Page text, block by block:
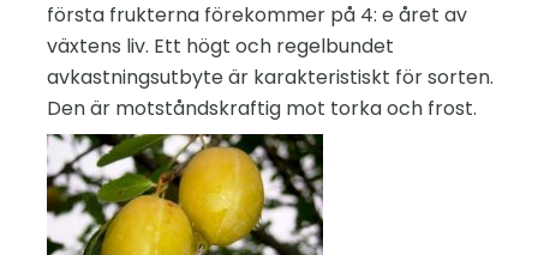
första frukterna förekommer på 4: e året av
växtens liv. Ett högt och regelbundet
avkastningsutbyte är karakteristiskt för sorten.
Den är motståndskraftig mot torka och frost.